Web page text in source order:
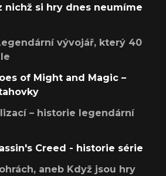
nichž si hry dnes neumíme
vývojář, který 40
of Might and Magic –
– historie legendární
Creed - historie série
aneb Když jsou hry